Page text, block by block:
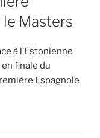
Masters
à l’Estonienne
finale du
Espagnole